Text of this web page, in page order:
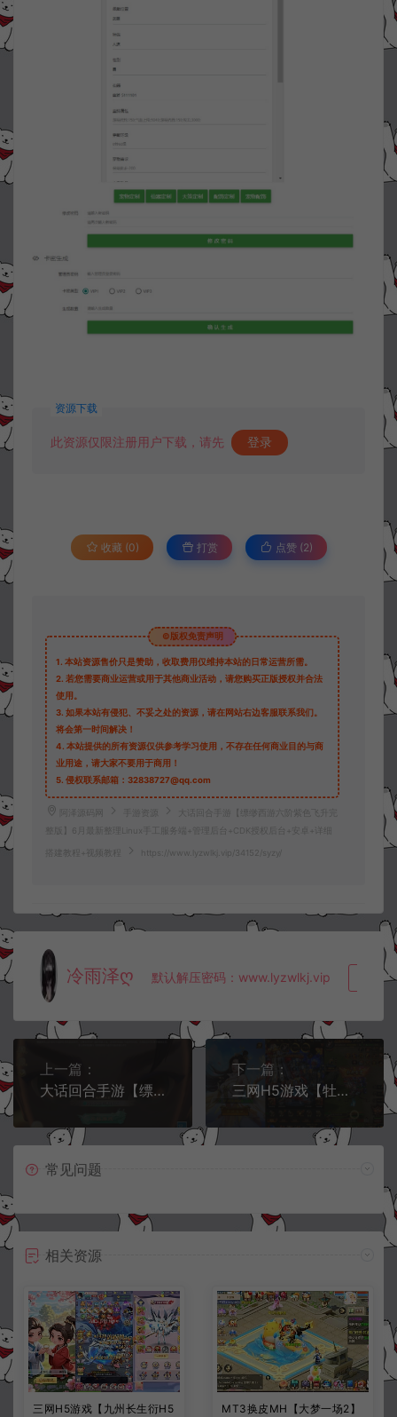
资源下载
此资源仅限注册用户下载，请先 登录
收藏 (0) 打赏 点赞 (2)
©版权免责声明
1. 本站资源售价只是赞助，收取费用仅维持本站的日常运营所需。
2. 若您需要商业运营或用于其他商业活动，请您购买正版授权并合法
使用。
3. 如果本站有侵犯、不妥之处的资源，请在网站右边客服联系我们。
将会第一时间解决！
4. 本站提供的所有资源仅供参考学习使用，不存在任何商业目的与商
业用途，请大家不要用于商用！
5. 侵权联系邮箱：32838727@qq.com
阿泽源码网 手游资源
大话回合手游【缥缈西游六阶紫色飞升完
整版】6月最新整理Linux手工服务端+管理后台+CDK授权后台+安卓+详细
搭建教程+视频教程 https://www.lyzwlkj.vip/34152/syzy/
冷雨泽ღ 默认解压密码：www.lyzwlkj.vip 复
上一篇：
大话回合手游【缥缈西游六阶飞升修复完整版】5月最新整理Linux手工服务端+管理后台+CDK授权后台+安卓苹果双端+详细搭建教程+视频教程
下一篇：
三网H5游戏【牡丹雷霆2H5多区跨服版】6月最新整理Linux手工服务端+多区跨服+管理后台+GM分级授权后台+详细搭建教程
常见问题
相关资源
三网H5游戏【九州长生衍H5
MT3换皮MH【大梦一场2】